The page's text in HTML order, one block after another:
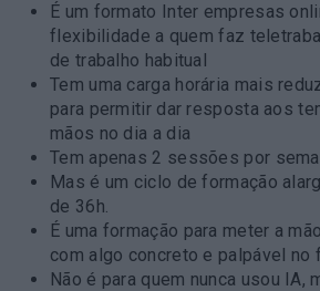
É um formato Inter empresas
flexibilidade a quem faz
de trabalho habitual
Tem uma carga horária mais
para permitir dar resposta aos
mãos no dia a dia
Tem apenas 2 sessões por
Mas é um ciclo de formação
de 36h.
É uma formação para meter a
com algo concreto e palpável no
Não é para quem nunca usou IA,